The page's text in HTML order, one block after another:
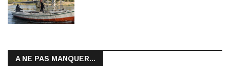
A NE PAS MANQUER...